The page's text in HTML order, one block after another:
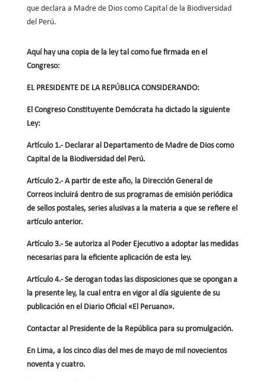
que declara a Madre de Dios como Capital de la Biodiversidad
del Perú.
Aquí hay una copia de la ley tal como fue firmada en el
Congreso:
EL PRESIDENTE DE LA REPÚBLICA CONSIDERANDO:
El Congreso Constituyente Demócrata ha dictado la siguiente
Ley:
Artículo 1.- Declarar al Departamento de Madre de Dios como
Capital de la Biodiversidad del Perú.
Artículo 2.- A partir de este año, la Dirección General de
Correos incluirá dentro de sus programas de emisión periódica
de sellos postales, series alusivas a la materia a que se refiere el
artículo anterior.
Artículo 3.- Se autoriza al Poder Ejecutivo a adoptar las medidas
necesarias para la eficiente aplicación de esta ley.
Artículo 4.- Se derogan todas las disposiciones que se opongan a
la presente ley, la cual entra en vigor al día siguiente de su
publicación en el Diario Oficial «El Peruano».
Contactar al Presidente de la República para su promulgación.
En Lima, a los cinco días del mes de mayo de mil novecientos
noventa y cuatro.